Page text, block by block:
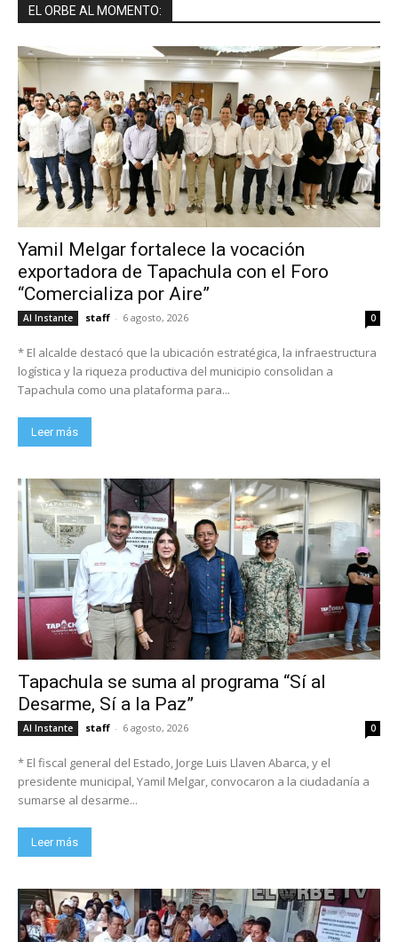
EL ORBE AL MOMENTO:
Yamil Melgar fortalece la vocación
exportadora de Tapachula con el Foro
“Comercializa por Aire”
Al Instante staff - 6 agosto, 2026 0
* El alcalde destacó que la ubicación estratégica, la infraestructura
logística y la riqueza productiva del municipio consolidan a
Tapachula como una plataforma para...
Leer más
Tapachula se suma al programa “Sí al
Desarme, Sí a la Paz”
Al Instante staff - 6 agosto, 2026 0
* El fiscal general del Estado, Jorge Luis Llaven Abarca, y el
presidente municipal, Yamil Melgar, convocaron a la ciudadanía a
sumarse al desarme...
Leer más